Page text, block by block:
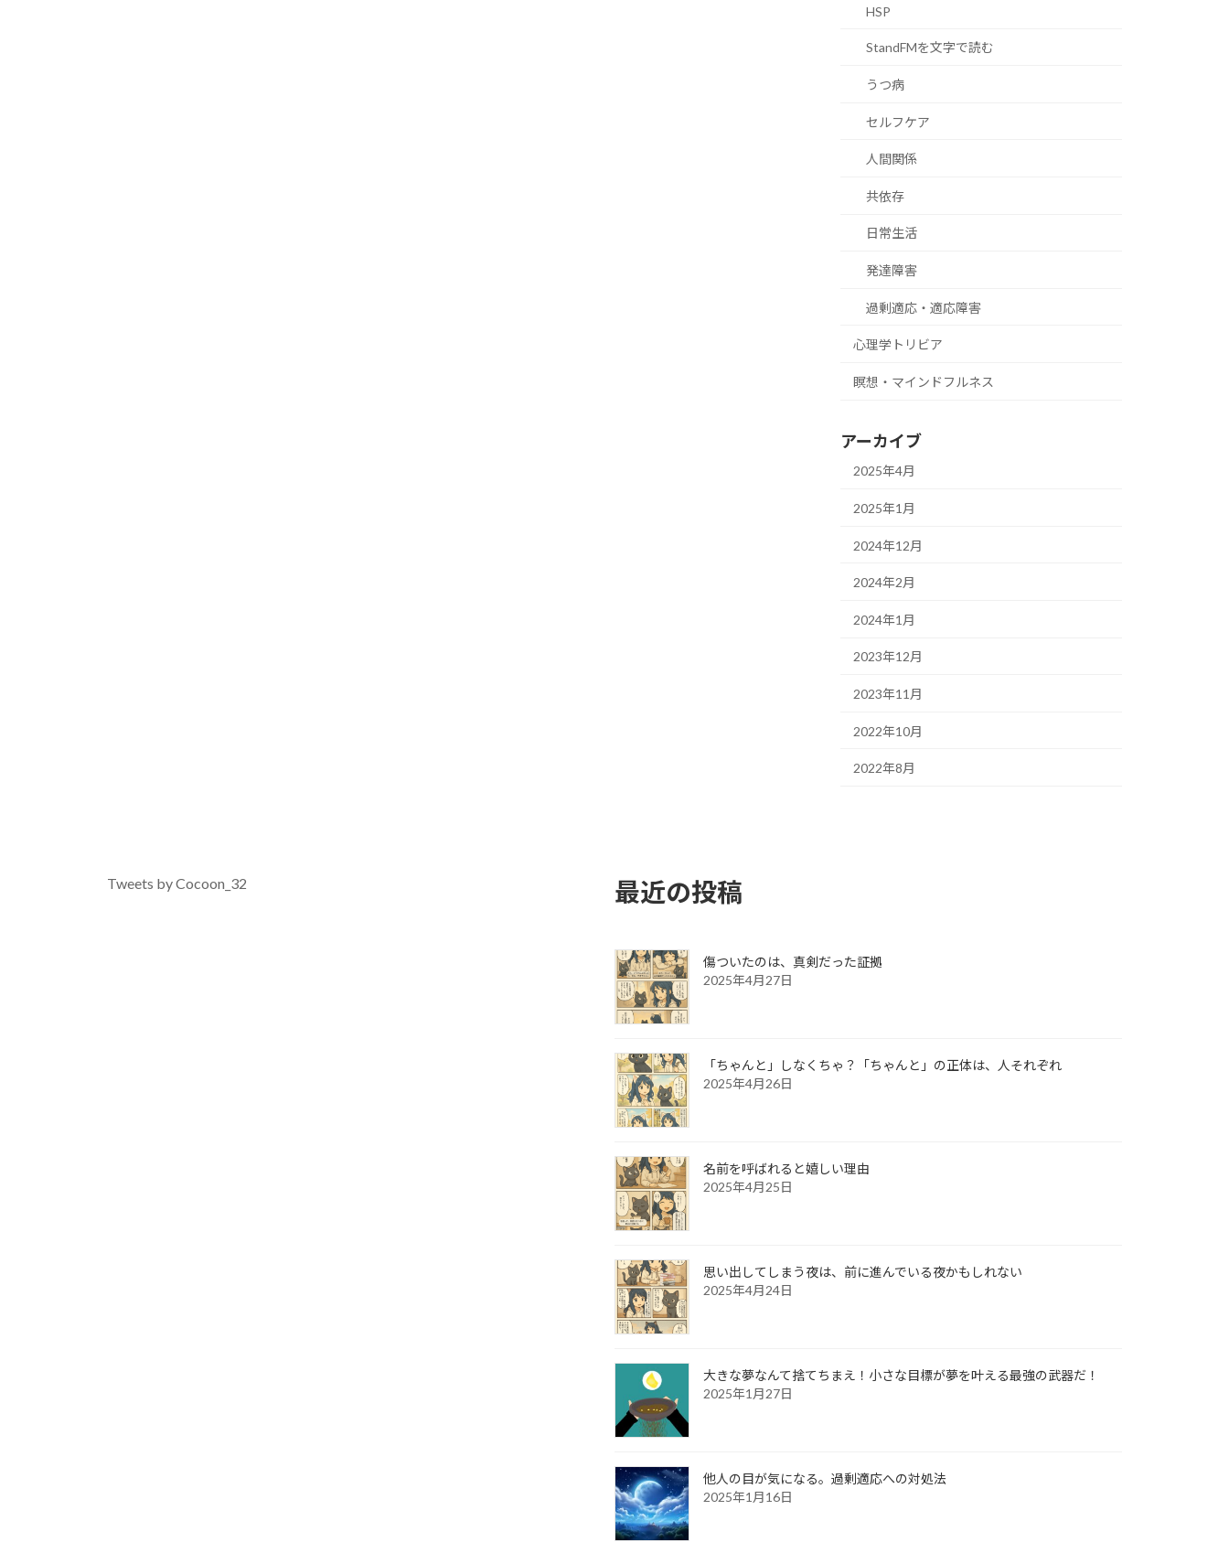
HSP
StandFMを文字で読む
うつ病
セルフケア
人間関係
共依存
日常生活
発達障害
過剰適応・適応障害
心理学トリビア
瞑想・マインドフルネス
アーカイブ
2025年4月
2025年1月
2024年12月
2024年2月
2024年1月
2023年12月
2023年11月
2022年10月
2022年8月
Tweets by Cocoon_32 最近の投稿
傷ついたのは、真剣だった証拠
2025年4月27日
「ちゃんと」しなくちゃ？「ちゃんと」の正体は、人それぞれ
2025年4月26日
名前を呼ばれると嬉しい理由
2025年4月25日
思い出してしまう夜は、前に進んでいる夜かもしれない
2025年4月24日
大きな夢なんて捨てちまえ！小さな目標が夢を叶える最強の武器だ！
2025年1月27日
他人の目が気になる。過剰適応への対処法
2025年1月16日